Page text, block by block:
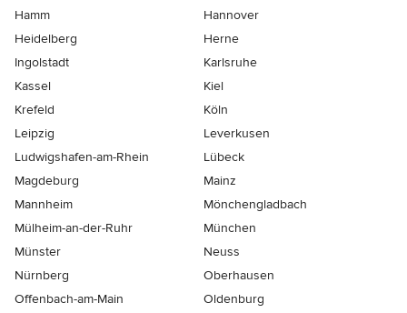
Hamm
Hannover
Heidelberg
Herne
Ingolstadt
Karlsruhe
Kassel
Kiel
Krefeld
Köln
Leipzig
Leverkusen
Ludwigshafen-am-Rhein
Lübeck
Magdeburg
Mainz
Mannheim
Mönchen­gladbach
Mülheim-an-der-Ruhr
München
Münster
Neuss
Nürnberg
Oberhausen
Offenbach-am-Main
Oldenburg